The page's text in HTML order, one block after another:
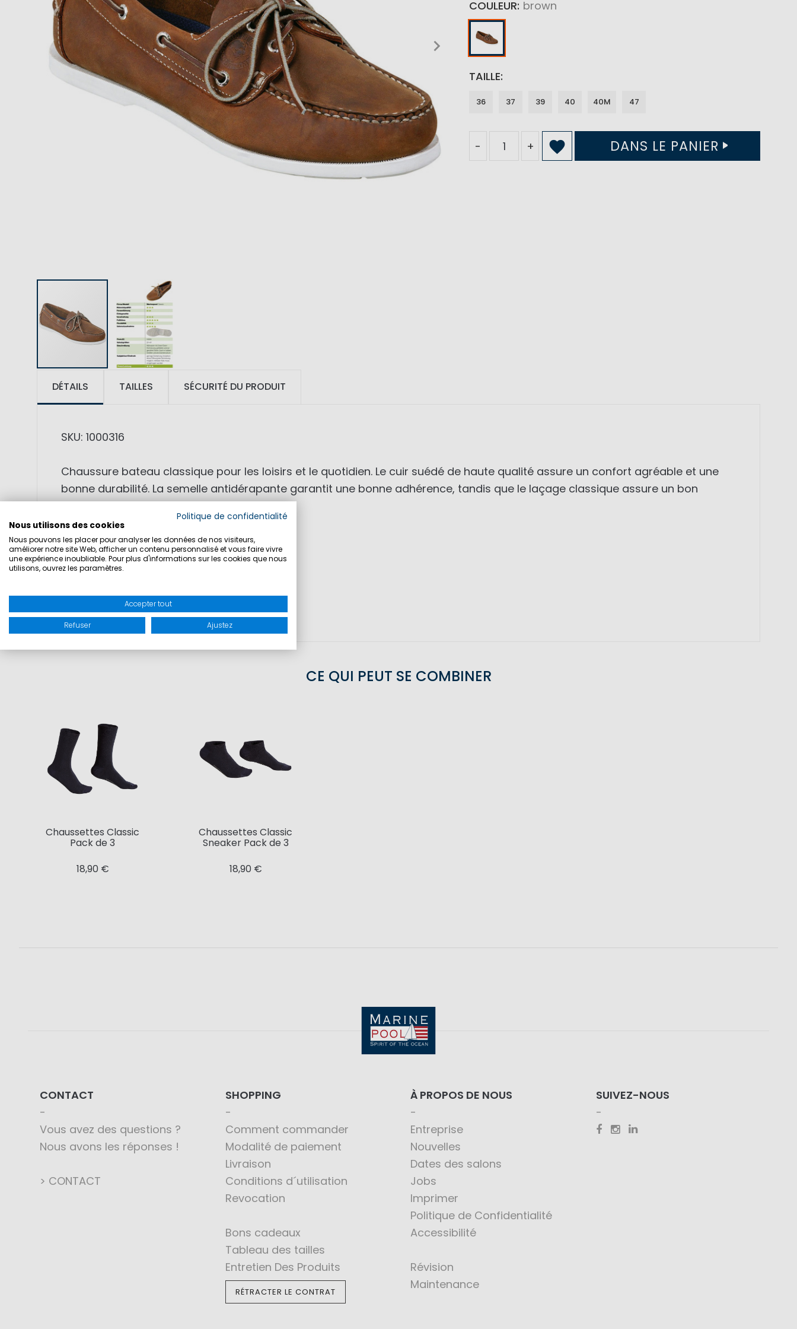
COULEUR brown
TAILLE
36 37 39 40 40M 47
- + DANS LE PANIER
DÉTAILS
SKU: 1000316
Chaussure bateau classique pour les loisirs et le quotidien. Le cuir suédé de haute qualité assure un confort agréable et une
bonne durabilité. La semelle antidérapante garantit une bonne adhérence, tandis que le laçage classique assure un bon
maintien.
• Cuir suédé de haute qualité
• Semelle antidérapante
• Laçage classique
MATIÈRE: 100% cuir
TAILLES SÉCURITÉ DU PRODUIT
CE QUI PEUT SE COMBINER
Chaussettes Classic
Pack de 3
18,90 €
Chaussettes Classic
Sneaker Pack de 3
18,90 €
CONTACT
Vous avez des questions ?
Nous avons les réponses !
> CONTACT
SHOPPING
Comment commander
Modalité de paiement
Livraison
Conditions d´utilisation
Revocation
Bons cadeaux
Tableau des tailles
Entretien Des Produits
RÉTRACTER LE CONTRAT
À PROPOS DE NOUS
Entreprise
Nouvelles
Dates des salons
Jobs
Imprimer
Politique de Confidentialité
Accessibilité
Révision
Maintenance
SUIVEZ-NOUS
Politique de confidentialité
Nous utilisons des cookies
Nous pouvons les placer pour analyser les données de nos visiteurs,
améliorer notre site Web, afficher un contenu personnalisé et vous faire vivre
une expérience inoubliable. Pour plus d'informations sur les cookies que nous
utilisons, ouvrez les paramètres.
Accepter tout
Refuser Ajustez